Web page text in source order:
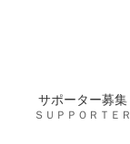
サポーター募集
ＳＵＰＰＯＲＴＥＲ